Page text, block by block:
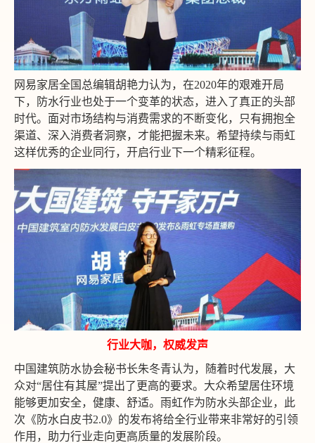
网易家居全国总编辑胡艳力认为，在2020年的艰难开局
下，防水行业也处于一个变革的状态，进入了真正的头部
时代。面对市场结构与消费需求的不断变化，只有拥抱全
渠道、深入消费者洞察，才能把握未来。希望持续与雨虹
这样优秀的企业同行，开启行业下一个精彩征程。
行业大咖，权威发声
中国建筑防水协会秘书长朱冬青认为，随着时代发展，大
众对“居住有其屋”提出了更高的要求。大众希望居住环境
能够更加安全，健康、舒适。雨虹作为防水头部企业，此
次《防水白皮书2.0》的发布将给全行业带来非常好的引领
作用，助力行业走向更高质量的发展阶段。